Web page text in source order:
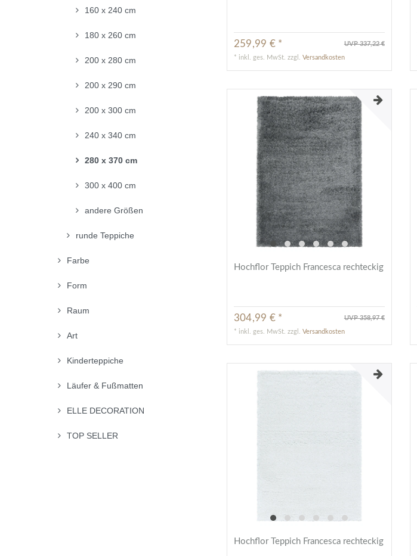
160 x 240 cm
180 x 260 cm
200 x 280 cm
200 x 290 cm
200 x 300 cm
240 x 340 cm
280 x 370 cm
300 x 400 cm
andere Größen
runde Teppiche
Farbe
Form
Raum
Art
Kinderteppiche
Läufer & Fußmatten
ELLE DECORATION
TOP SELLER
UVP 337,22 €
259,99 € *
* inkl. ges. MwSt. zzgl. Versandkosten
Hochflor Teppich Francesca rechteckig
UVP 358,97 €
304,99 € *
* inkl. ges. MwSt. zzgl. Versandkosten
Hochflor Teppich Francesca rechteckig